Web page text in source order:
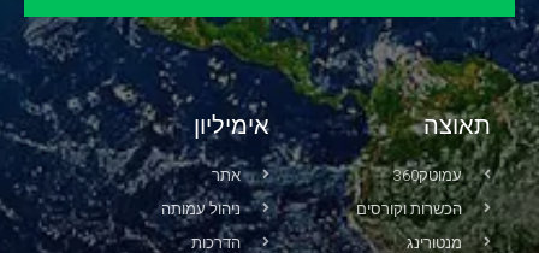
תאוצה
עמוטק360
הכשרות וקורסים
מנטורינג
אימיליון
אתר
ניהול עמותה
הדרכות